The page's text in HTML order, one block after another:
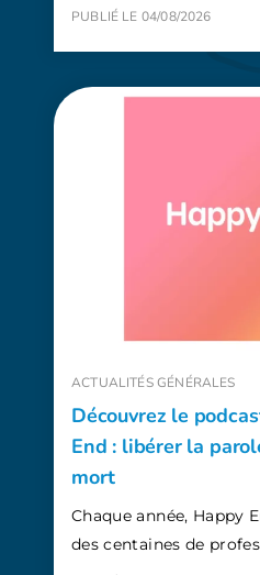
PUBLIÉ LE 04/08/2026
ACTUALITÉS GÉNÉRALES
Découvrez le
End : libérer la
mort
Chaque année, Happy
des centaines de